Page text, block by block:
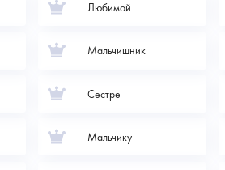
Любимой
Мальчишник
Сестре
Мальчику